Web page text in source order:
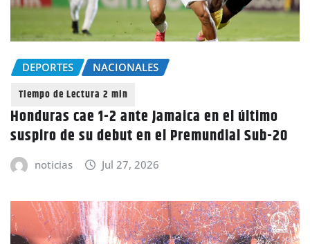
DEPORTES NACIONALES
Honduras cae 1-2 ante Jamaica en el último
suspiro de su debut en el Premundial Sub-20
noticias Jul 27, 2026